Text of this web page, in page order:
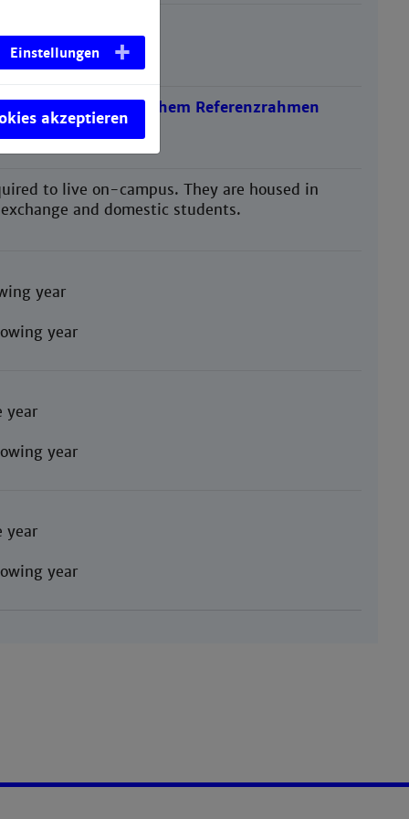
to Europäischem Referenzrahmen
to live on-campus. They are housed in
and domestic students.
year
year
year
year
year
year
Einstellungen
akzeptieren